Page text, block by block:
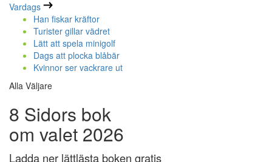
Vardags
Han fiskar kräftor
Turister gillar vädret
Lätt att spela minigolf
Dags att plocka blåbär
Kvinnor ser vackrare ut
Alla Väljare
8 Sidors bok
om valet 2026
Ladda ner lättlästa boken gratis